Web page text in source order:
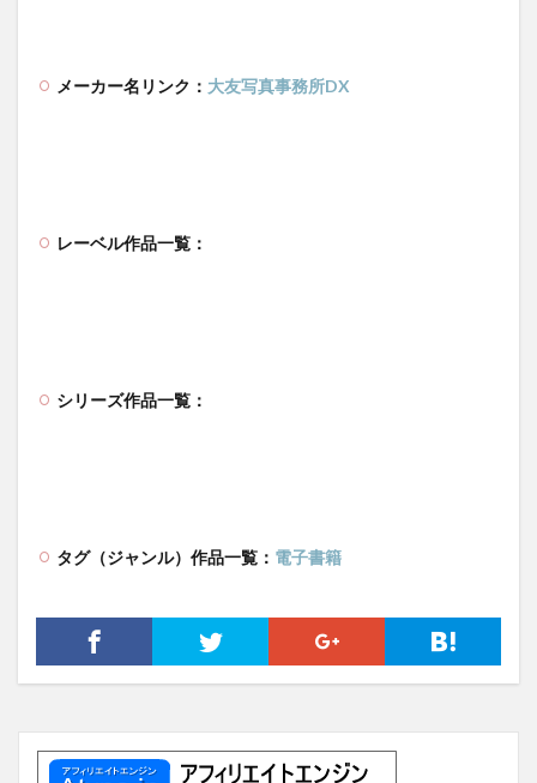
メーカー名リンク： 大友写真事務所DX
レーベル作品一覧：
シリーズ作品一覧：
タグ（ジャンル）作品一覧： 電子書籍